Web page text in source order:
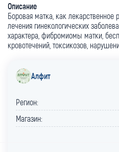
Описание
Боровая матка, как лекарственное
лечения гинекологических
характера, фибромиомы матки,
кровотечений, токсикозов,
Алфит
Регион:
Магазин: